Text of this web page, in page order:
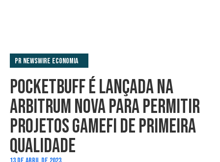
PR Newswire Economia
POCKETBUFF É LANÇADA NA
ARBITRUM NOVA PARA PERMITIR
PROJETOS GAMEFI DE PRIMEIRA
QUALIDADE